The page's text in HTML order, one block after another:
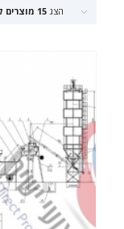
הצג 15 מוצרים לעמוד